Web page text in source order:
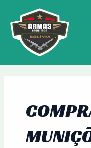
para
conteúdo